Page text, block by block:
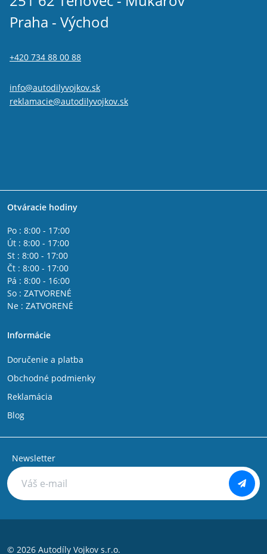
Praha - Východ
+420 734 88 00 88
info@autodilyvojkov.sk
reklamacie@autodilyvojkov.sk
Otváracie hodiny
Po : 8:00 - 17:00
Út : 8:00 - 17:00
St : 8:00 - 17:00
Čt : 8:00 - 17:00
Pá : 8:00 - 16:00
So : ZATVORENÉ
Ne : ZATVORENÉ
Informácie
Doručenie a platba
Obchodné podmienky
Reklamácia
Blog
Newsletter
© 2026 Autodíly Vojkov s.r.o.